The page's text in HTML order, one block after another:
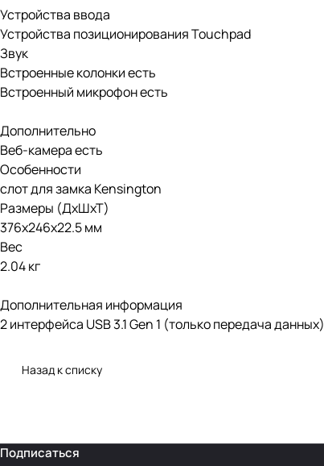
Устройства ввода
Устройства позиционирования Touchpad
Звук
Встроенные колонки есть
Встроенный микрофон есть
Дополнительно
Веб-камера есть
Особенности
слот для замка Kensington
Размеры (ДхШхТ)
376x246x22.5 мм
Вес
2.04 кг
Дополнительная информация
2 интерфейса USB 3.1 Gen 1 (только передача данных)
Назад к списку
Подписаться